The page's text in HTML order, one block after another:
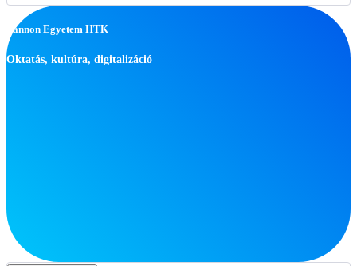
Pannon Egyetem HTK
Oktatás, kultúra, digitalizáció